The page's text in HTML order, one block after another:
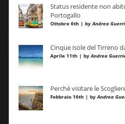
Status residente non
Portogallo
Ottobre 6th | byAndrea
Cinque isole del Tirreno
Aprile 11th | byAndrea
Perché visitare le
Febbraio 16th | byAndrea